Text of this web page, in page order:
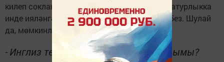
ки­леп сок­ла­ну­ла­рын бел­де­рә­ләр, ә без ул ма­тур­лык­ка
ин­де ия­лән­гән, шу­лай ти­еш ке­бек ка­бул итә­без. Шу­лай
да, мөм­кин­лек бул­са, та­гын ба­рыр идем.
-Инг­лиз те­лен бе­лү­ең җи­тәр­лек бул­ды­мы?